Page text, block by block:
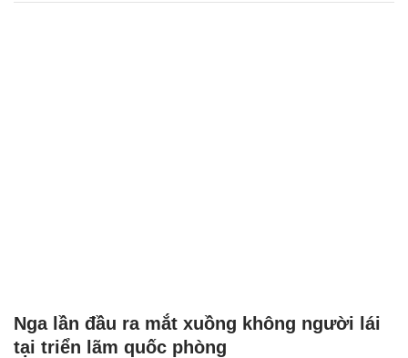
Nga lần đầu ra mắt xuồng không người lái
tại triển lãm quốc phòng